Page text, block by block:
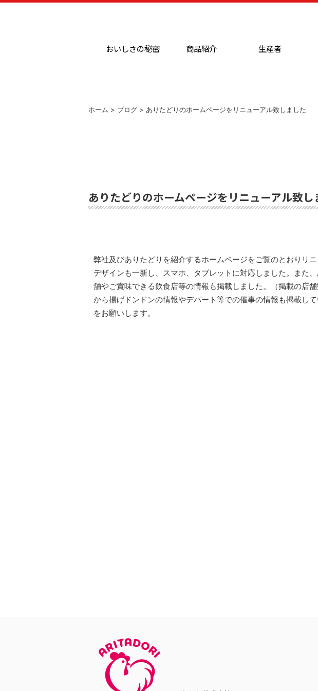
おいしさの秘密 商品紹介 生産者
ホーム > ブログ > ありたどりのホームページをリニューアル致しました
ありたどりのホームページをリニューアル致し
弊社及びありたどりを紹介するホームページをご覧のとおりリニ
デザインも一新し、スマホ、タブレットに対応しました。また
舗やご賞味できる飲食店等の情報も掲載しました。（掲載の店舗
から揚げドンドンの情報やデパート等での催事の情報も掲載し
をお願いします。